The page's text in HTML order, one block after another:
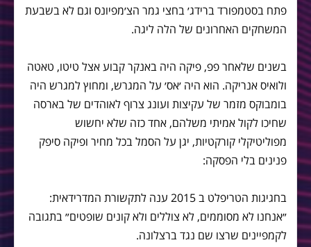
פתח בסטמפורד ברידג׳ בחצי גמר הצ׳מפיונס וגם לא בשבעת
המשחקים האחרונים של הלה ליגה.
בשנים שלאחר פפ, פיקה היה באנקר קבוע אצל טיטו, טאטה
ולואיס אנריקה. הוא היה ׳אס׳ על המגרש, ומחוץ למגרש היה
בומבוקס מזמר של עקיצות ועונג צרוף לאוהדים של בארסה
שחיכו לקול אמיתי משלהם, אחד כזה שלא יחשוש
מפוליטיקלי קורקטיות, יגן על הסמל בכל מחיר ופיקה סיפק
פנינים בלי הפסקה:
בחגיגות הטריפלט ב 2015 ענה לתקשורת המדרידאית:
״אנחנו לא מסוממים, לא צוללים ולא קונים שופטים״ בתגובה
לקמפיינים שרצו שם נגד ברצלונה.